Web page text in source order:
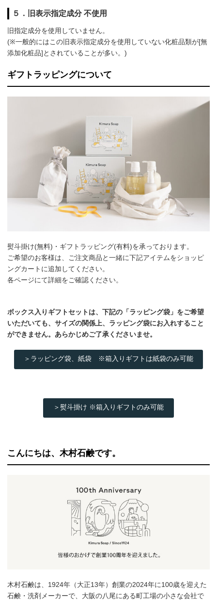
５．旧表示指定成分 不使用
旧指定成分を使用していません。
(※一般的にはこの旧表示指定成分を使用していない化粧品類が[無
添加化粧品]とされていることが多い。)
ギフトラッピングについて
熨斗掛け(無料)・ギフトラッピング(有料)を承っております。
ご希望のお客様は、ご注文商品と一緒に下記アイテムをショッピ
ングカートに追加してください。
各ページにて詳細をご確認ください。
ボックス入りギフトセットは、下記の「ラッピング袋」をご希望
いただいても、サイズの関係上、ラッピング袋にお入れすること
ができません。あらかじめご了承くださいませ。
＞ラッピング袋、紙袋 ※箱入りギフトは紙袋のみ可能
＞熨斗掛け ※箱入りギフトのみ可能
こんにちは、木村石鹸です。
木村石鹸は、1924年（大正13年）創業の2024年に100歳を迎えた
石鹸・洗剤メーカーで、大阪の八尾にある町工場の小さな会社で